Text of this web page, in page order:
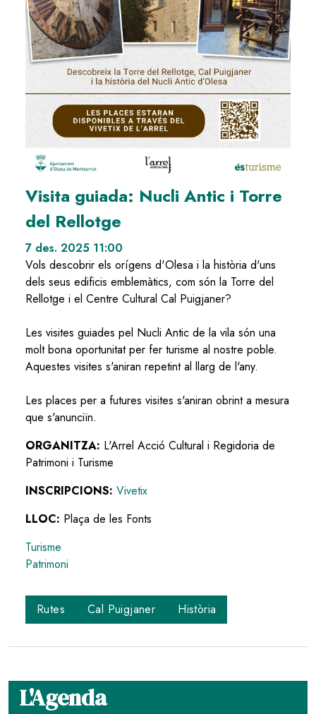
Visita guiada: Nucli Antic i Torre
del Rellotge
7 des. 2025 11:00
Vols descobrir els orígens d'Olesa i la història d'uns
dels seus edificis emblemàtics, com són la Torre del
Rellotge i el Centre Cultural Cal Puigjaner?
Les visites guiades pel Nucli Antic de la vila són una
molt bona oportunitat per fer turisme al nostre poble.
Aquestes visites s'aniran repetint al llarg de l'any.
Les places per a futures visites s'aniran obrint a mesura
que s'anunciïn.
ORGANITZA: L'Arrel Acció Cultural i Regidoria de
Patrimoni i Turisme
INSCRIPCIONS: Vivetix
LLOC: Plaça de les Fonts
Turisme
Patrimoni
Rutes Cal Puigjaner Història
L'Agenda